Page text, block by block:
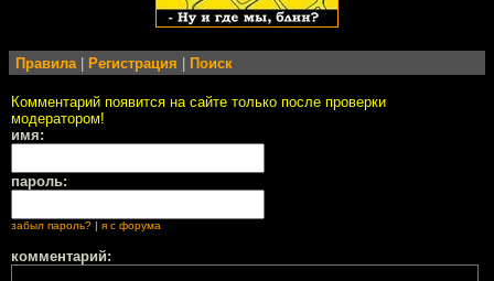
Правила Регистрация Поиск
Комментарий появится на сайте только после проверки
модератором!
имя:
пароль:
забыл пароль? | я с форума
комментарий: